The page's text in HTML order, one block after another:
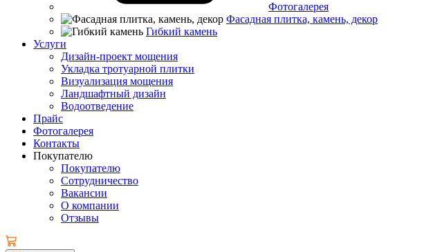
Фотогалерея
Фасадная плитка, камень, декор
Гибкий камень
Услуги
Дизайн-проект мощения
Укладка тротуарной плитки
Визуализация мощения
Ландшафтный дизайн
Водоотведение
Прайс
Фотогалерея
Контакты
Покупателю
Покупателю
Сотрудничество
Вакансии
О компании
Отзывы